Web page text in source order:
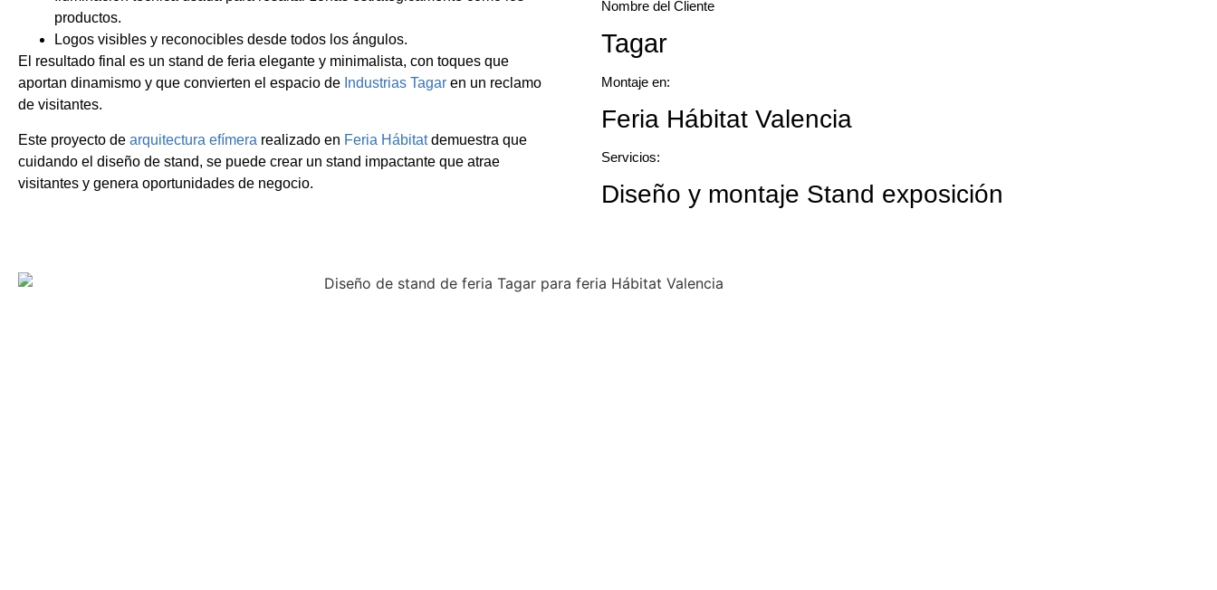
productos.
Logos visibles y reconocibles desde todos los ángulos.
El resultado final es un stand de feria elegante y minimalista, con toques que
aportan dinamismo y que convierten el espacio de Industrias Tagar en un reclamo
de visitantes.
Este proyecto de arquitectura efímera realizado en Feria Hábitatdemuestra que
cuidando el diseño de stand, se puede crear un stand impactante que atrae
visitantes y genera oportunidades de negocio.
Nombre del Cliente
Tagar
Montaje en:
Feria Hábitat Valencia
Servicios:
Diseño y montaje Stand exposición